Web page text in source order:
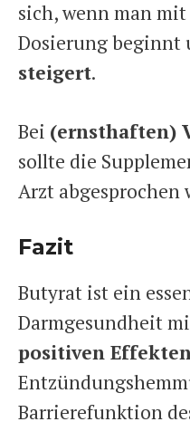
sich, wenn man
Dosierung beginnt
steigert.
Bei (ernsthaften)
sollte die
Arzt abgesprochen
Fazit
Butyrat ist ein
Darmgesundheit
positiven
Barrierefunktion